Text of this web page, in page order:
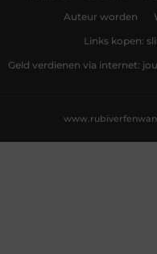
Auteur worden
Links kopen:
Geld verdienen via internet: